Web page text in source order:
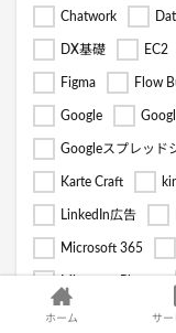
Chatwork
DX基礎 EC2
Figma Flow
Google
Googleスプレッド
Karte Craft
LinkedIn広告
Microsoft 365
Pardot S3
ホーム サー